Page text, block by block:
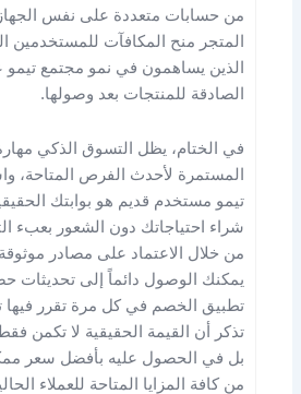
من حسابات متعددة على نفس
المتجر منح المكافآت للمستخدمين
الذين يساهمون في نمو مجتمع تيمو
الصادقة للمنتجات بعد وصولها.
في الختام، يظل التسوق الذكي
المستمرة لأحدث الفرص المتاحة،
تيمو مستخدم قديم هو بوابتك
شراء احتياجاتك دون الشعور بعبء
من خلال الاعتماد على مصادر
يمكنك الوصول دائماً إلى تحديثات
تطبيق الخصم في كل مرة تقرر فيها
تذكر أن القيمة الحقيقية لا تكمن
بل في الحصول عليه بأفضل سعر
من كافة المزايا المتاحة للعملاء